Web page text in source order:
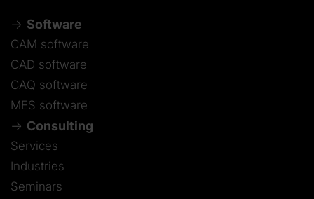
Software
CAM software
CAD software
CAQ software
MES software
Consulting
Services
Industries
Seminars